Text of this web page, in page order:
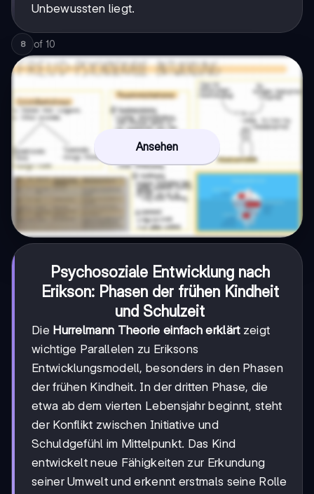
Unbewussten liegt.
8 of 10
Ansehen
Psychosoziale Entwicklung nach
Erikson: Phasen der frühen Kindheit
und Schulzeit
Die Hurrelmann Theorie einfach erklärtzeigt
wichtige Parallelen zu Eriksons
Entwicklungsmodell, besonders in den Phasen
der frühen Kindheit. In der dritten Phase, die
etwa ab dem vierten Lebensjahr beginnt, steht
der Konflikt zwischen Initiative und
Schuldgefühl im Mittelpunkt. Das Kind
entwickelt neue Fähigkeiten zur Erkundung
seiner Umwelt und erkennt erstmals seine Rolle